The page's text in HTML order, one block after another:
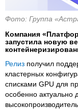
Фото: Группа
Компания
запустила новую
Релиз получил
кластерных
списками GPU для
особенно актуально